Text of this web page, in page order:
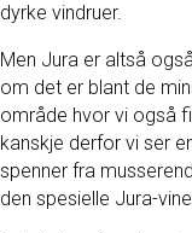
dyrke vindruer.
Men Jura er altså
om det er blant de
område hvor vi også
kanskje derfor vi ser
spenner fra
den spesielle Jura-